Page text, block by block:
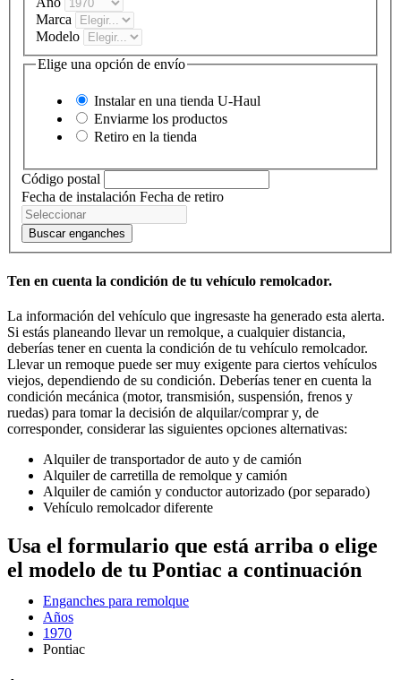
Marca
Modelo
Elige una opción de envío
Instalar en una tienda U-Haul
Enviarme los productos
Retiro en la tienda
Código postal
Fecha de instalación Fecha de retiro
Buscar enganches
Ten en cuenta la condición de tu vehículo remolcador.
La información del vehículo que ingresaste ha generado esta alerta.
Si estás planeando llevar un remolque, a cualquier distancia,
deberías tener en cuenta la condición de tu vehículo remolcador.
Llevar un remoque puede ser muy exigente para ciertos vehículos
viejos, dependiendo de su condición. Deberías tener en cuenta la
condición mecánica (motor, transmisión, suspensión, frenos y
ruedas) para tomar la decisión de alquilar/comprar y, de
corresponder, considerar las siguientes opciones alternativas:
Alquiler de transportador de auto y de camión
Alquiler de carretilla de remolque y camión
Alquiler de camión y conductor autorizado (por separado)
Vehículo remolcador diferente
Usa el formulario que está arriba o elige
el modelo de tu Pontiac a continuación
Enganches para remolque
Años
1970
Pontiac